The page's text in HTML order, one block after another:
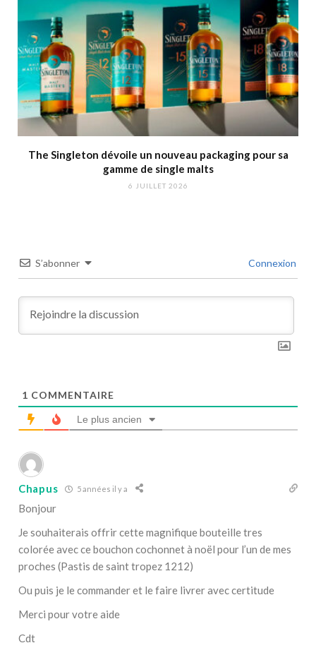
The Singleton dévoile un nouveau packaging pour sa
gamme de single malts
6 JUILLET 2026
S’abonner Connexion
1 COMMENTAIRE
Le plus ancien
Chapus 5 années il y a
Bonjour
Je souhaiterais offrir cette magnifique bouteille tres
colorée avec ce bouchon cochonnet à noël pour l’un de mes
proches (Pastis de saint tropez 1212)
Ou puis je le commander et le faire livrer avec certitude
Merci pour votre aide
Cdt